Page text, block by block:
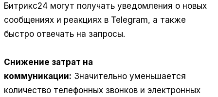
Битрикс24 могут получать уведомления о новых
сообщениях и реакциях в Telegram, а также
быстро отвечать на запросы.
Снижение затрат на
коммуникации: Значительно уменьшается
количество телефонных звонков и электронных